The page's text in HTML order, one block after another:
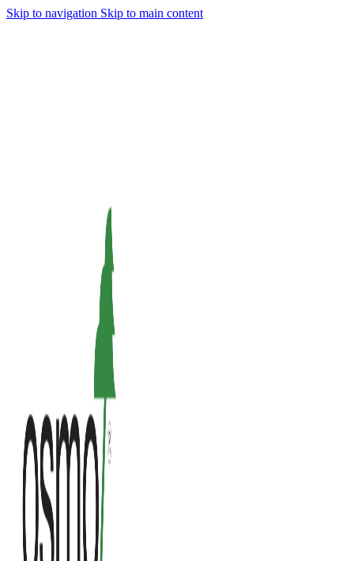
Skip to navigation Skip to main content